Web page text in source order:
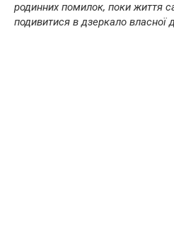
родинних помилок, поки життя
подивитися в дзеркало власної